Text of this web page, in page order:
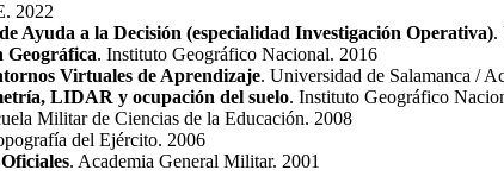
2022
Ayuda a la Decisión (especialidad Investigación Operativa).
Geográfica. Instituto Geográfico Nacional. 2016
Virtuales de Aprendizaje. Universidad de Salamanca /
LIDAR y ocupación del suelo. Instituto Geográfico
Militar de Ciencias de la Educación. 2008
del Ejército. 2006
. Academia General Militar. 2001